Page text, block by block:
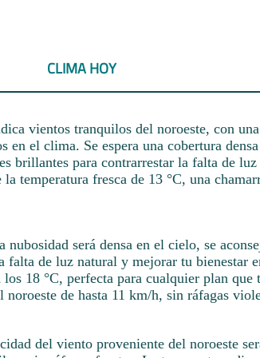
CLIMA HOY
vientos tranquilos del noroeste, con
en el clima. Se espera una cobertura
brillantes para contrarrestar la falta de
temperatura fresca de 13 °C, una
será densa en el cielo, se
falta de luz natural y mejorar tu bienestar
18 °C, perfecta para cualquier plan que
de hasta 11 km/h, sin ráfagas
del viento proveniente del noroeste